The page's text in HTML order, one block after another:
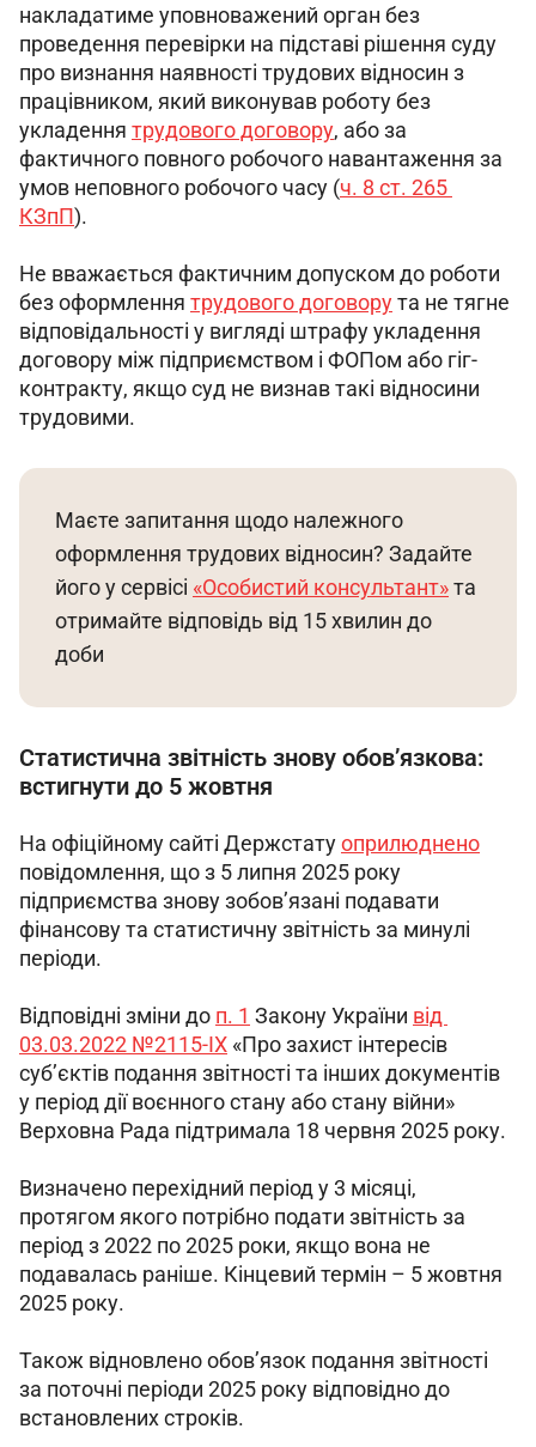
накладатиме уповноважений орган без
проведення перевірки на підставі рішення суду
про визнання наявності трудових відносин з
працівником, який виконував роботу без
укладення трудового договору, або за
фактичного повного робочого навантаження за
умов неповного робочого часу (ч. 8 ст. 265
КЗпП).
Не вважається фактичним допуском до роботи
без оформлення трудового договору та не тягне
відповідальності у вигляді штрафу укладення
договору між підприємством і ФОПом або гіг-
контракту, якщо суд не визнав такі відносини
трудовими.
Маєте запитання щодо належного
оформлення трудових відносин? Задайте
його у сервісі «Особистий консультант» та
отримайте відповідь від 15 хвилин до
доби
Статистична звітність знову обов’язкова:
встигнути до 5 жовтня
На офіційному сайті Держстату оприлюднено
повідомлення, що з 5 липня 2025 року
підприємства знову зобов’язані подавати
фінансову та статистичну звітність за минулі
періоди.
Відповідні зміни до п. 1 Закону України від
03.03.2022 №2115-IX «Про захист інтересів
суб’єктів подання звітності та інших документів
у період дії воєнного стану або стану війни»
Верховна Рада підтримала 18 червня 2025 року.
Визначено перехідний період у 3 місяці,
протягом якого потрібно подати звітність за
період з 2022 по 2025 роки, якщо вона не
подавалась раніше. Кінцевий термін – 5 жовтня
2025 року.
Також відновлено обов’язок подання звітності
за поточні періоди 2025 року відповідно до
встановлених строків.